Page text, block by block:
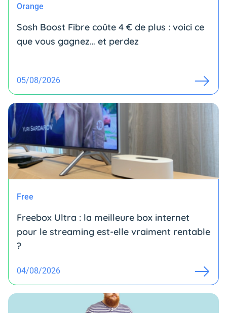
Orange
Sosh Boost Fibre coûte 4 € de plus : voici ce
que vous gagnez… et perdez
05/08/2026
Free
Freebox Ultra : la meilleure box internet
pour le streaming est-elle vraiment rentable
?
04/08/2026